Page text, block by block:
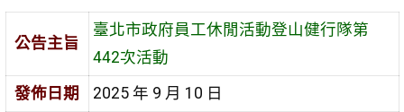
公告主旨
臺北市政府員工休閒活動登山健行隊第
442次活動
發佈日期
2025 年 9 月 10 日